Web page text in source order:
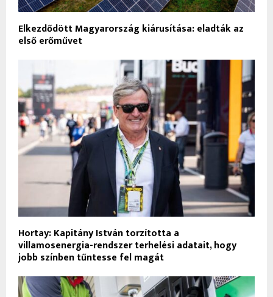
Elkezdődött Magyarország kiárusítása: eladták az
első erőművet
Hortay: Kapitány István torzította a
villamosenergia-rendszer terhelési adatait, hogy
jobb színben tűntesse fel magát